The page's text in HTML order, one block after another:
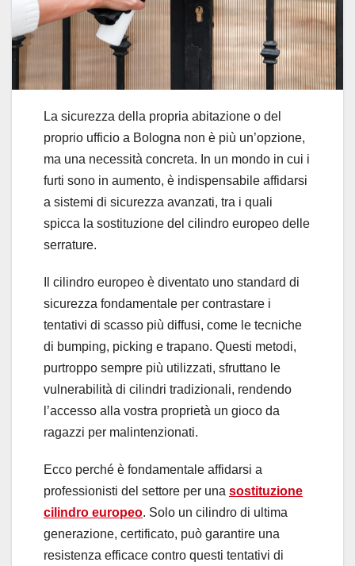
La sicurezza della propria abitazione o del
proprio ufficio a Bologna non è più un’opzione,
ma una necessità concreta. In un mondo in cui i
furti sono in aumento, è indispensabile affidarsi
a sistemi di sicurezza avanzati, tra i quali
spicca la sostituzione del cilindro europeo delle
serrature.
Il cilindro europeo è diventato uno standard di
sicurezza fondamentale per contrastare i
tentativi di scasso più diffusi, come le tecniche
di bumping, picking e trapano. Questi metodi,
purtroppo sempre più utilizzati, sfruttano le
vulnerabilità di cilindri tradizionali, rendendo
l’accesso alla vostra proprietà un gioco da
ragazzi per malintenzionati.
Ecco perché è fondamentale affidarsi a
professionisti del settore per una sostituzione
cilindro europeo. Solo un cilindro di ultima
generazione, certificato, può garantire una
resistenza efficace contro questi tentativi di